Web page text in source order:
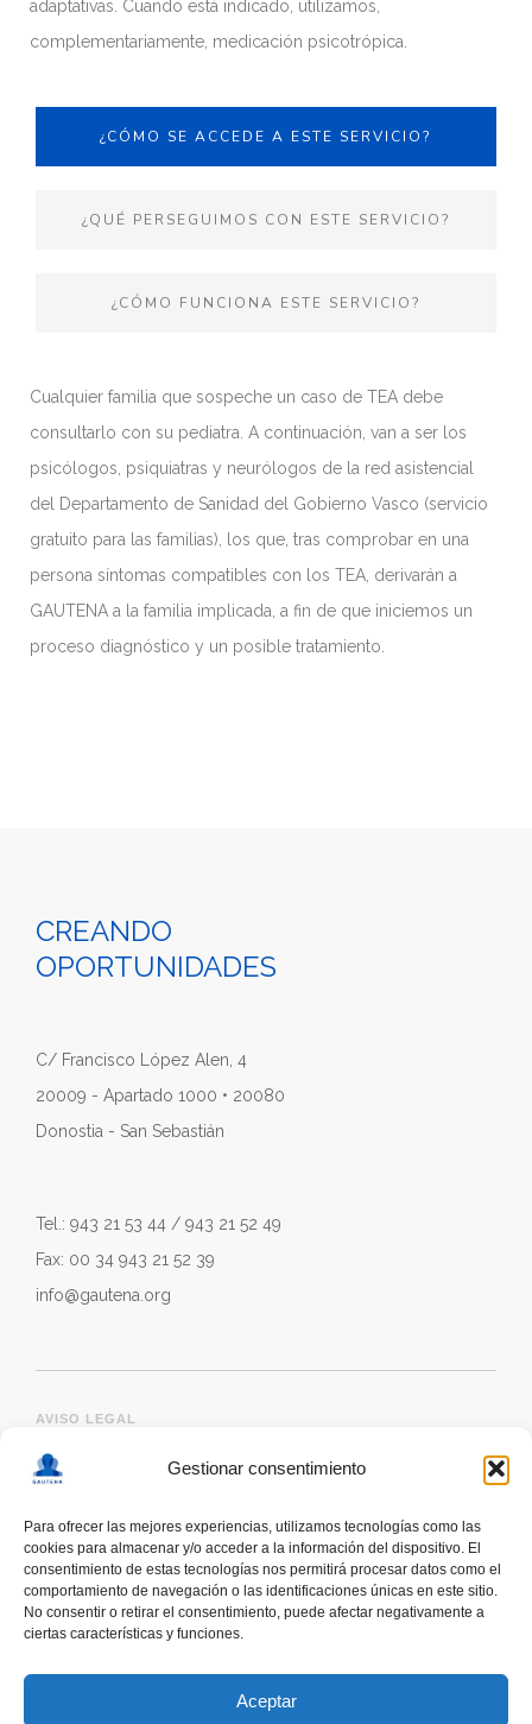
Gestionar consentimiento
Para ofrecer las mejores experiencias, utilizamos tecnologías como las
cookies para almacenar y/o acceder a la información del dispositivo. El
consentimiento de estas tecnologías nos permitirá procesar datos como el
comportamiento de navegación o las identificaciones únicas en este sitio.
No consentir o retirar el consentimiento, puede afectar negativamente a
ciertas características y funciones.
Aceptar
adaptativas. Cuando está indicado, utilizamos,
complementariamente, medicación psicotrópica.
¿CÓMO SE ACCEDE A ESTE SERVICIO?
¿QUÉ PERSEGUIMOS CON ESTE SERVICIO?
¿CÓMO FUNCIONA ESTE SERVICIO?
Cualquier familia que sospeche un caso de TEA debe
consultarlo con su pediatra. A continuación, van a ser los
psicólogos, psiquiatras y neurólogos de la red asistencial
del Departamento de Sanidad del Gobierno Vasco (servicio
gratuito para las familias), los que, tras comprobar en una
persona síntomas compatibles con los TEA, derivarán a
GAUTENA a la familia implicada, a fin de que iniciemos un
proceso diagnóstico y un posible tratamiento.
CREANDO
OPORTUNIDADES
C/ Francisco López Alen, 4
20009 - Apartado 1000 • 20080
Donostia - San Sebastián
Tel.: 943 21 53 44 / 943 21 52 49
Fax: 00 34 943 21 52 39
info@gautena.org
AVISO LEGAL
deskonektapp
THE HELP OF PEOPLE WITH AUTISM TO PROMOTE
A RESPONSIBLE USE OF SMARTPHONES